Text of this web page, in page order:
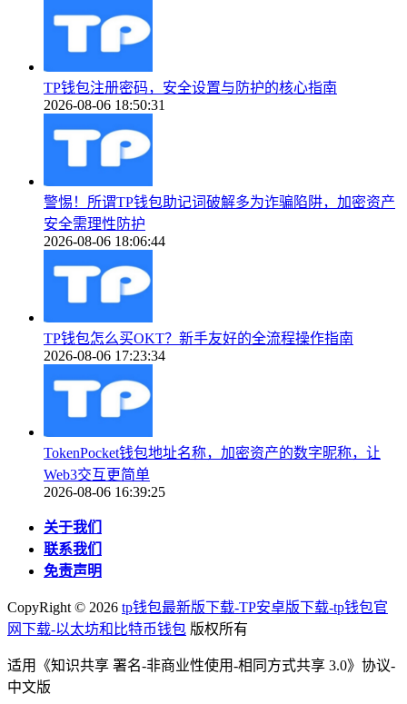
TP钱包注册密码，安全设置与防护的核心指南
2026-08-06 18:50:31
警惕！所谓TP钱包助记词破解多为诈骗陷阱，加密资产
安全需理性防护
2026-08-06 18:06:44
TP钱包怎么买OKT？新手友好的全流程操作指南
2026-08-06 17:23:34
TokenPocket钱包地址名称，加密资产的数字昵称，让
Web3交互更简单
2026-08-06 16:39:25
关于我们
联系我们
免责声明
CopyRight © 2026 tp钱包最新版下载-TP安卓版下载-tp钱包官
网下载-以太坊和比特币钱包 版权所有
适用《知识共享 署名-非商业性使用-相同方式共享 3.0》协议-
中文版